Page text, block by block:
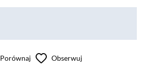
Porównaj Obserwuj